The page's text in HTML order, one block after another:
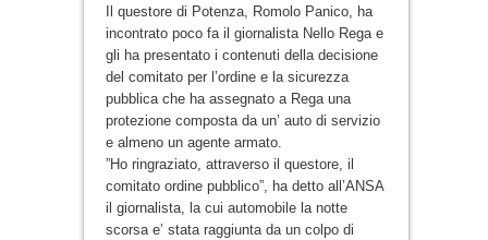
Il questore di Potenza, Romolo Panico, ha
incontrato poco fa il giornalista Nello Rega e
gli ha presentato i contenuti della decisione
del comitato per l’ordine e la sicurezza
pubblica che ha assegnato a Rega una
protezione composta da un’ auto di servizio
e almeno un agente armato.
”Ho ringraziato, attraverso il questore, il
comitato ordine pubblico”, ha detto all’ANSA
il giornalista, la cui automobile la notte
scorsa e’ stata raggiunta da un colpo di